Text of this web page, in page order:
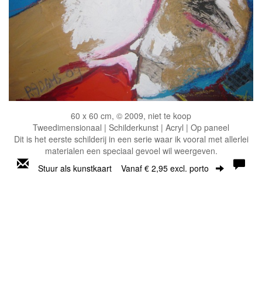
60 x 60 cm, © 2009, niet te koop
Tweedimensionaal | Schilderkunst | Acryl | Op paneel
Dit is het eerste schilderij in een serie waar ik vooral met allerlei
materialen een speciaal gevoel wil weergeven.
Stuur als kunstkaart Vanaf € 2,95 excl. porto